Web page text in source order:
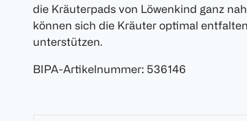
die Kräuterpads von Löwenkind ganz
können sich die Kräuter optimal
unterstützen.
BIPA-Artikelnummer: 536146